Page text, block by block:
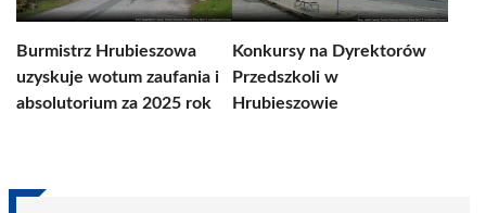
Burmistrz Hrubieszowa
uzyskuje wotum zaufania i
absolutorium za 2025 rok
Konkursy na Dyrektorów
Przedszkoli w
Hrubieszowie